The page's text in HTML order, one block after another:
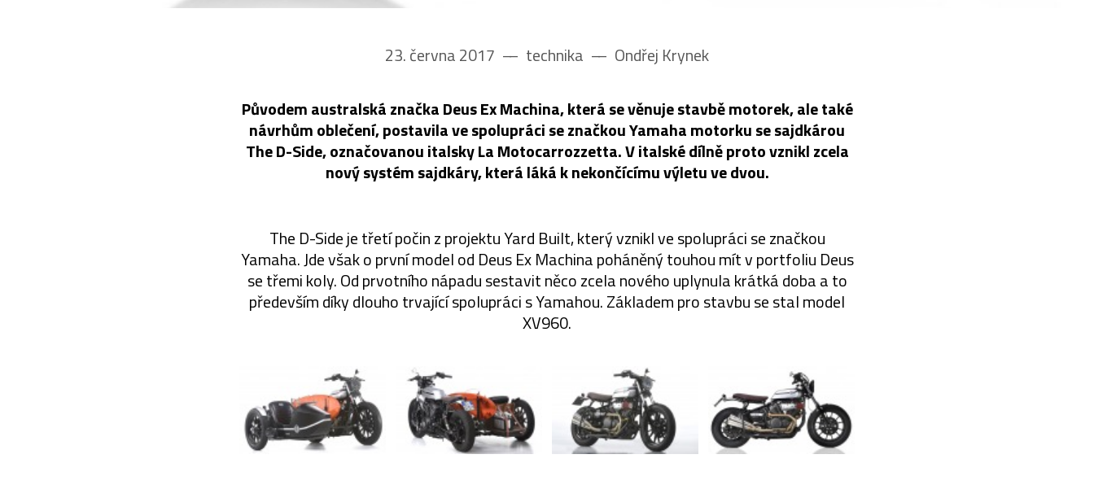
23. června 2017 –– technika –– Ondřej Krynek
Původem australská značka Deus Ex Machina, která se věnuje stavbě motorek, ale také
návrhům oblečení, postavila ve spolupráci se značkou Yamaha motorku se sajdkárou
The D-Side, označovanou italsky La Motocarrozzetta. V italské dílně proto vznikl zcela
nový systém sajdkáry, která láká k nekončícímu výletu ve dvou.
The D-Side je třetí počin z projektu Yard Built, který vznikl ve spolupráci se značkou
Yamaha. Jde však o první model od Deus Ex Machina poháněný touhou mít v portfoliu Deus
se třemi koly. Od prvotního nápadu sestavit něco zcela nového uplynula krátká doba a to
především díky dlouho trvající spolupráci s Yamahou. Základem pro stavbu se stal model
XV960.